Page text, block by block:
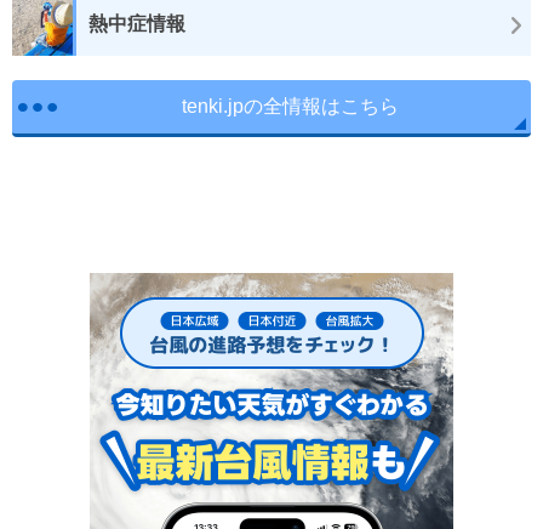
熱中症情報
tenki.jpの全情報はこちら